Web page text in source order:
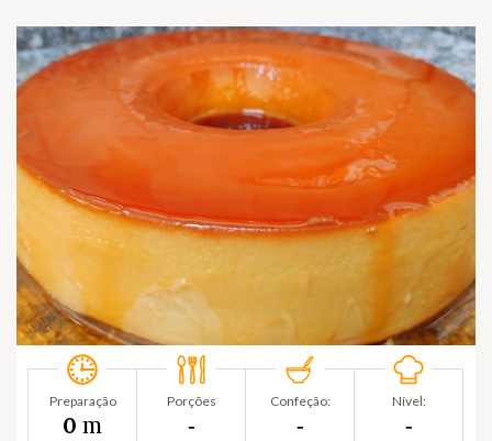
Preparação
0 m
Porções
‐
Confeção:
‐
Nível:
‐